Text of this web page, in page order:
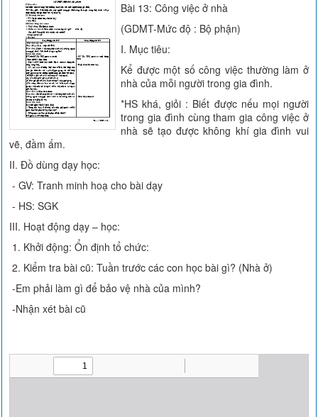
Bài 13: Công việc ở nhà
(GDMT-Mức độ : Bộ phận)
I. Mục tiêu:
Kể được một số công việc thường làm ở
nhà của mỗi người trong gia đình.
*HS khá, giỏi : Biết được nếu mọi người
trong gia đình cùng tham gia công việc ở
nhà sẽ tạo được không khí gia đình vui
vẽ, đầm ấm.
II. Đồ dùng dạy học:
- GV: Tranh minh hoạ cho bài dạy
- HS: SGK
III. Hoạt động dạy – học:
1. Khởi động: Ổn định tổ chức:
2. Kiểm tra bài cũ: Tuần trước các con học bài gì? (Nhà ở)
-Em phải làm gì để bảo vệ nhà của mình?
-Nhận xét bài cũ